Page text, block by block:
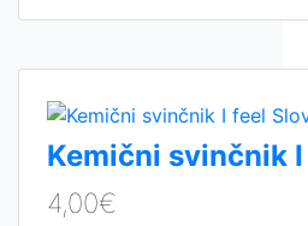
Kemični svinčnik
4,00€